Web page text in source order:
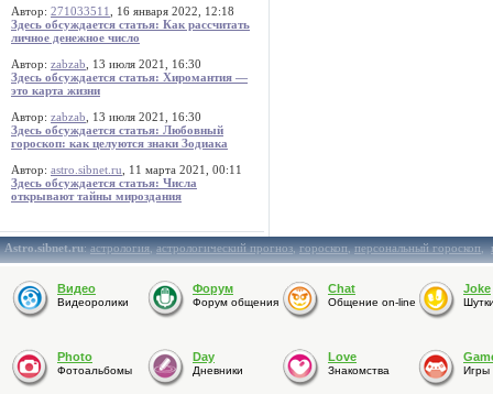
Автор: 271033511
, 16 января 2022, 12:18
Здесь обсуждается статья: Как рассчитать
личное денежное число
Автор: zabzab , 13 июля 2021, 16:30
Здесь обсуждается статья: Хиромантия —
это карта жизни
Автор: zabzab , 13 июля 2021, 16:30
Здесь обсуждается статья: Любовный
гороскоп: как целуются знаки Зодиака
Автор: astro.sibnet.ru , 11 марта 2021, 00:11
Здесь обсуждается статья: Числа
открывают тайны мироздания
Astro.sibnet.ru:астрология,астрологический прогноз,гороскоп,персональный гороскоп,
Видео
Видеоролики
Форум
Форум общения
Chat
Общение on-line
Joke
Photo
Фотоальбомы
Day
Дневники
Love
Знакомства Игры